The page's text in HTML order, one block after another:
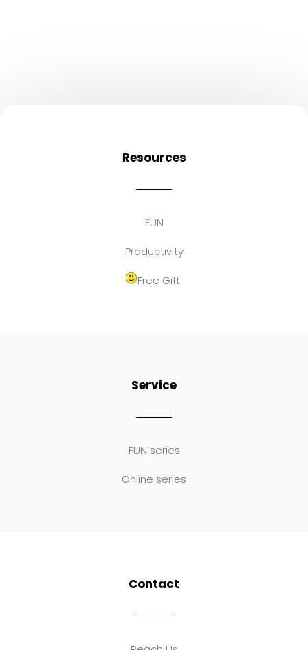
Resources
FUN
Productivity
Free Gift
Service
FUN series
Online series
Contact